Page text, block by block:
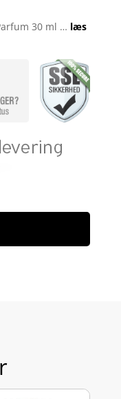
30 ml … læs